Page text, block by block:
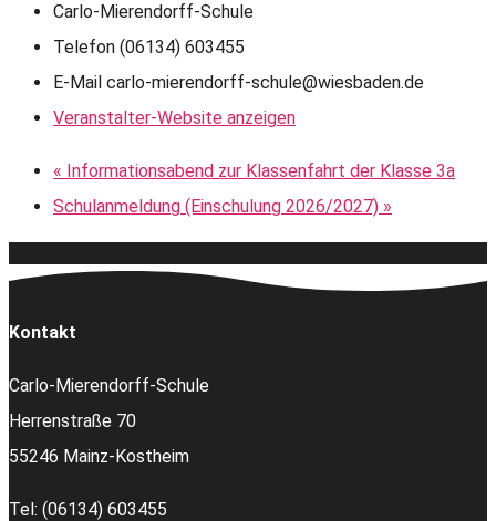
Carlo-Mierendorff-Schule
Telefon (06134) 603455
E-Mail carlo-mierendorff-schule@wiesbaden.de
Veranstalter-Website anzeigen
« Informationsabend zur Klassenfahrt der Klasse 3a
Schulanmeldung (Einschulung 2026/2027) »
Kontakt
Carlo-Mierendorff-Schule
Herrenstraße 70
55246 Mainz-Kostheim
Tel: (06134) 603455